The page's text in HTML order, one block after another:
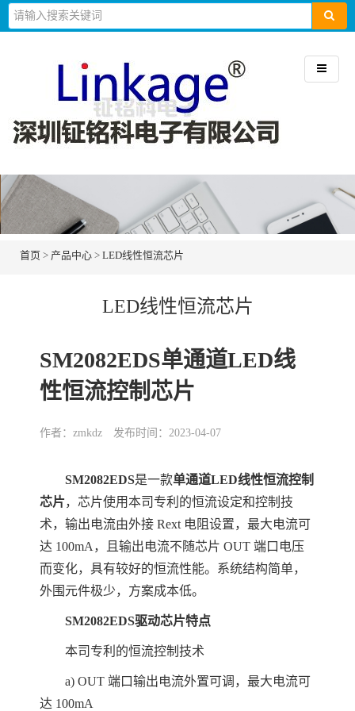
首页 > 产品中心 > LED线性恒流芯片
LED线性恒流芯片
SM2082EDS单通道LED线
性恒流控制芯片
作者：zmkdz 发布时间：2023-04-07
SM2082EDS是一款单通道LED线性恒流控制
芯片，芯片使用本司专利的恒流设定和控制技
术，输出电流由外接 Rext 电阻设置，最大电流可
达 100mA，且输出电流不随芯片 OUT 端口电压
而变化，具有较好的恒流性能。系统结构简单，
外围元件极少，方案成本低。
SM2082EDS驱动芯片特点
本司专利的恒流控制技术
a) OUT 端口输出电流外置可调，最大电流可
达 100mA